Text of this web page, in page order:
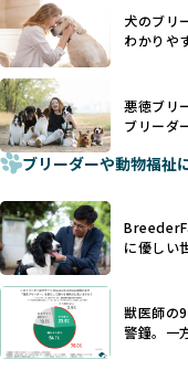
利優先の「悪徳ブリ
す。
BreederFamiliesでは
ーダー」のみを紹介す
設け、ブリーダーの
ています。
一部の営利優先のブ
えずに大量繁殖が行わ
が見られます。さら
たり、栄養のない食
いなど、ワンちゃんの
くありません。
また、健康リスクが
が行き届かない多頭
ング手法は、ワンちゃ
一方、営利優先ブリ
ことを理由に断尾や
で処置するケースも見
「耳やしっぽを切らな
犬種ごとに異なる健康
適切に対応するために
せん。現在、犬種は
たとえば、パグは呼吸
ドール・レトリバー
す。このような犬種ご
できるかどうかは、ブ
す。
優良ブリーダーは、
繁殖を行い、各犬種の
犬のブリ
わかりや
悪徳ブリ
ブリーダ
ブリーダーや動物福祉
に優しい
獣医師の
警鐘。一